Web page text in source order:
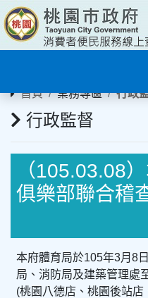
首頁 業務專區 行政
行政監督
（105.03.08
俱樂部聯合稽
本府體育局於105年3月8
局、消防局及建築管理處
(桃園八德店、桃園後站